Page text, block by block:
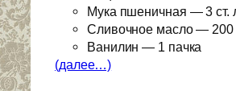
Мука пшеничная — 3 ст.
Сливочное масло — 200
Ванилин — 1 пачка
(далее…)